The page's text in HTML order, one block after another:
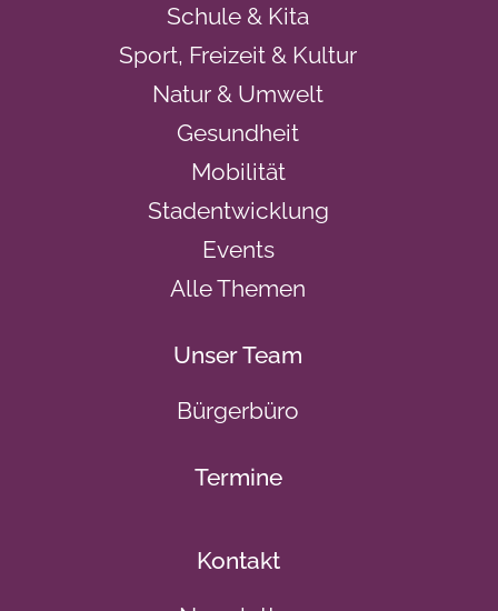
Schule & Kita
Sport, Freizeit & Kultur
Natur & Umwelt
Gesundheit
Mobilität
Stadentwicklung
Events
Alle Themen
Unser Team
Bürgerbüro
Termine
Kontakt